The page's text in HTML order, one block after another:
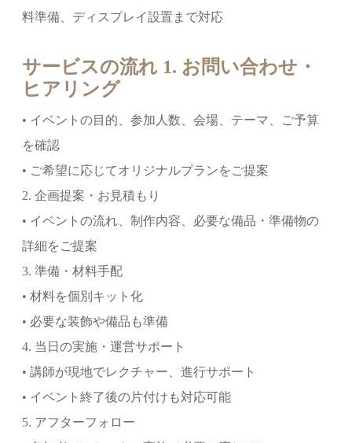
料準備、ディスプレイ設置まで対応
サービスの流れ 1. お問い合わせ・
ヒアリング
• イベントの目的、参加人数、会場、テーマ、ご予算
を確認
• ご希望に応じてオリジナルプランをご提案
2. 企画提案・お見積もり
• イベントの流れ、制作内容、必要な備品・準備物の
詳細をご提案
3. 準備・材料手配
• 材料を個別キット化
• 必要な装飾や備品も準備
4. 当日の実施・運営サポート
• 講師が現地でレクチャー、進行サポート
• イベント終了後の片付けも対応可能
5. アフターフォロー